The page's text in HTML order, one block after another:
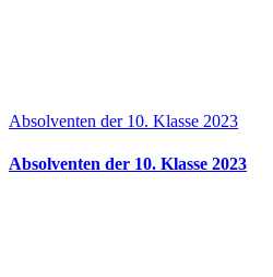
Absolventen der 10. Klasse 2023
Absolventen der 10. Klasse 2023